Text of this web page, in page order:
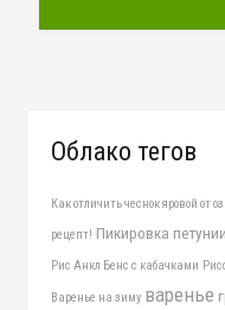
Облако тегов
Как отличить чеснок яровой от
рецепт! Пикировка петунии
Рис Анкл Бенс с кабачками
Варенье на зиму варенье